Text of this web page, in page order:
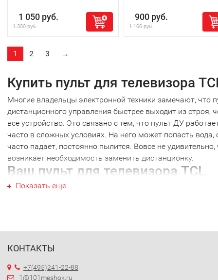
1 050 руб.
1 300 руб.
900 руб.
1 100 руб.
1 2 3 →
Купить пульт для телевизора
Многие владельцы электронной техники замечают, что
дистанционного управления быстрее выходит из строя,
все устройство. Это связано с тем, что пульт ДУ
часто в сложных условиях. На него может попасть вода,
часто падает, постоянно пылится. Вовсе не удивительно,
возникает необходимость заменить дистанционку.
Ваш пульт для телевизора TCL
Ваш пульт для телевизора TCL не являеются
том, что почти каждый пульт ДУ работает только с
просто красивое устройство, которое не будет работать с
Показать еще
КОНТАКТЫ
+7(495)241-22-88
1@101meshok.ru